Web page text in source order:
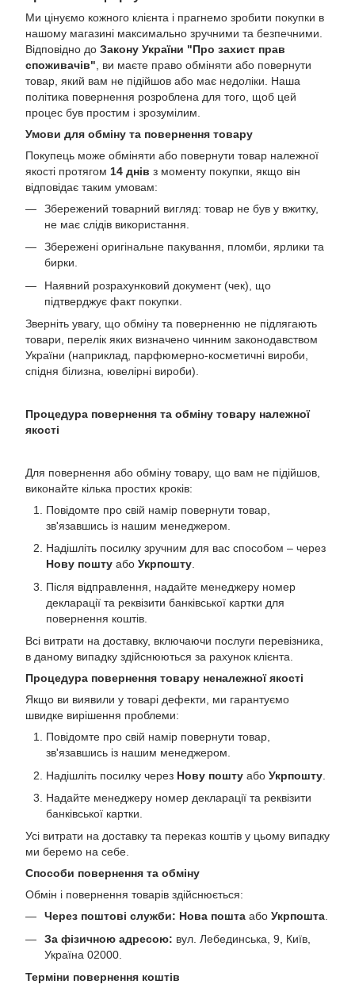
Ми цінуємо кожного клієнта і прагнемо зробити покупки в
нашому магазині максимально зручними та безпечними.
Відповідно до Закону України "Про захист прав
споживачів" , ви маєте право обміняти або повернути
товар, який вам не підійшов або має недоліки. Наша
політика повернення розроблена для того, щоб цей
процес був простим і зрозумілим.
Умови для обміну та повернення товару
Покупець може обміняти або повернути товар належної
якості протягом 14 днів з моменту покупки, якщо він
відповідає таким умовам:
Збережений товарний вигляд: товар не був у вжитку,
не має слідів використання.
Збережені оригінальне пакування, пломби, ярлики та
бирки.
Наявний розрахунковий документ (чек), що
підтверджує факт покупки.
Зверніть увагу, що обміну та поверненню не підлягають
товари, перелік яких визначено чинним законодавством
України (наприклад, парфюмерно-косметичні вироби,
спідня білизна, ювелірні вироби).
Процедура повернення та обміну товару належної
якості
Для повернення або обміну товару, що вам не підійшов,
виконайте кілька простих кроків:
Повідомте про свій намір повернути товар,
зв'язавшись із нашим менеджером.
Надішліть посилку зручним для вас способом – через
Нову пошту або Укрпошту.
Після відправлення, надайте менеджеру номер
декларації та реквізити банківської картки для
повернення коштів.
Всі витрати на доставку, включаючи послуги перевізника,
в даному випадку здійснюються за рахунок клієнта.
Процедура повернення товару неналежної якості
Якщо ви виявили у товарі дефекти, ми гарантуємо
швидке вирішення проблеми:
Повідомте про свій намір повернути товар,
зв'язавшись із нашим менеджером.
Надішліть посилку через Нову пошту або Укрпошту
Надайте менеджеру номер декларації та реквізити
банківської картки.
Усі витрати на доставку та переказ коштів у цьому випадку
ми беремо на себе.
Способи повернення та обміну
Обмін і повернення товарів здійснюється:
Через поштові служби: Нова пошта або Укрпошта.
За фізичною адресою: вул. Лебединська, 9, Київ,
Україна 02000.
Терміни повернення коштів